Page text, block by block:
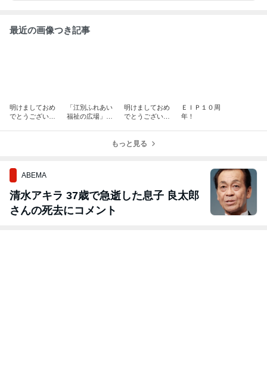
最近の画像つき記事
明けましておめ
でとうございま
「江別ふれあい
福祉の広場」出
明けましておめ
でとうございま
ＥＩＰ１０周
年！
もっと見る
ABEMA
清水アキラ 37歳で急逝した息子 良太郎
さんの死去にコメント